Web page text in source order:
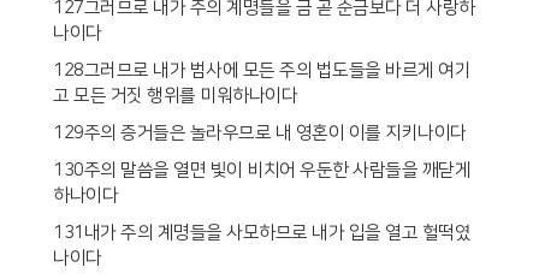
127그러므로 내가 주의 계명들을 금 곧 순금보다 더 사랑하
나이다
128그러므로 내가 범사에 모든 주의 법도들을 바르게 여기
고 모든 거짓 행위를 미워하나이다
129주의 증거들은 놀라우므로 내 영혼이 이를 지키나이다
130주의 말씀을 열면 빛이 비치어 우둔한 사람들을 깨닫게
하나이다
131내가 주의 계명들을 사모하므로 내가 입을 열고 헐떡였
나이다